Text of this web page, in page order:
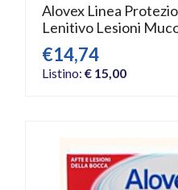
Alovex Linea
Lenitivo Lesioni
€14,74
Listino: € 15,00